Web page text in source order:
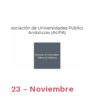
23 - Noviembre